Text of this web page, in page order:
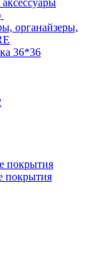
органайзеры,
36*36
покрытия
покрытия